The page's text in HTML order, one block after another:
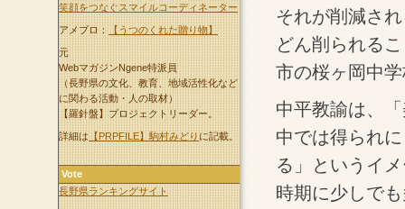
それが削減さ
どん削られる
市の桜ヶ岡中
中平教諭は、
中では得られ
る」というイ
時期に少しで
笑顔をつなぐスマイルコーディネーター
アメブロ：【うつのくれた贈り物】
元
WebマガジンNgene特派員
（長野県の文化、教育、地域活性化など
に関わる活動・人の取材）
【羅針盤】プロジェクトリーダー。
詳細は【PRPFILE】駒村みどりに記載。
Vote
長野県ランキングサイト